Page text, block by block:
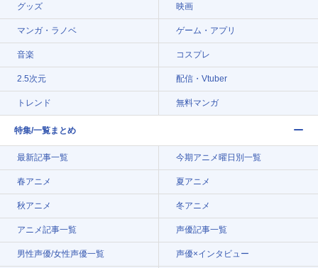
グッズ 映画
マンガ・ラノベ ゲーム・アプリ
音楽 コスプレ
2.5次元 配信・Vtuber
トレンド 無料マンガ
特集/一覧まとめ
最新記事一覧 今期アニメ曜日別一覧
春アニメ 夏アニメ
秋アニメ 冬アニメ
アニメ記事一覧 声優記事一覧
男性声優/女性声優一覧 声優×インタビュー